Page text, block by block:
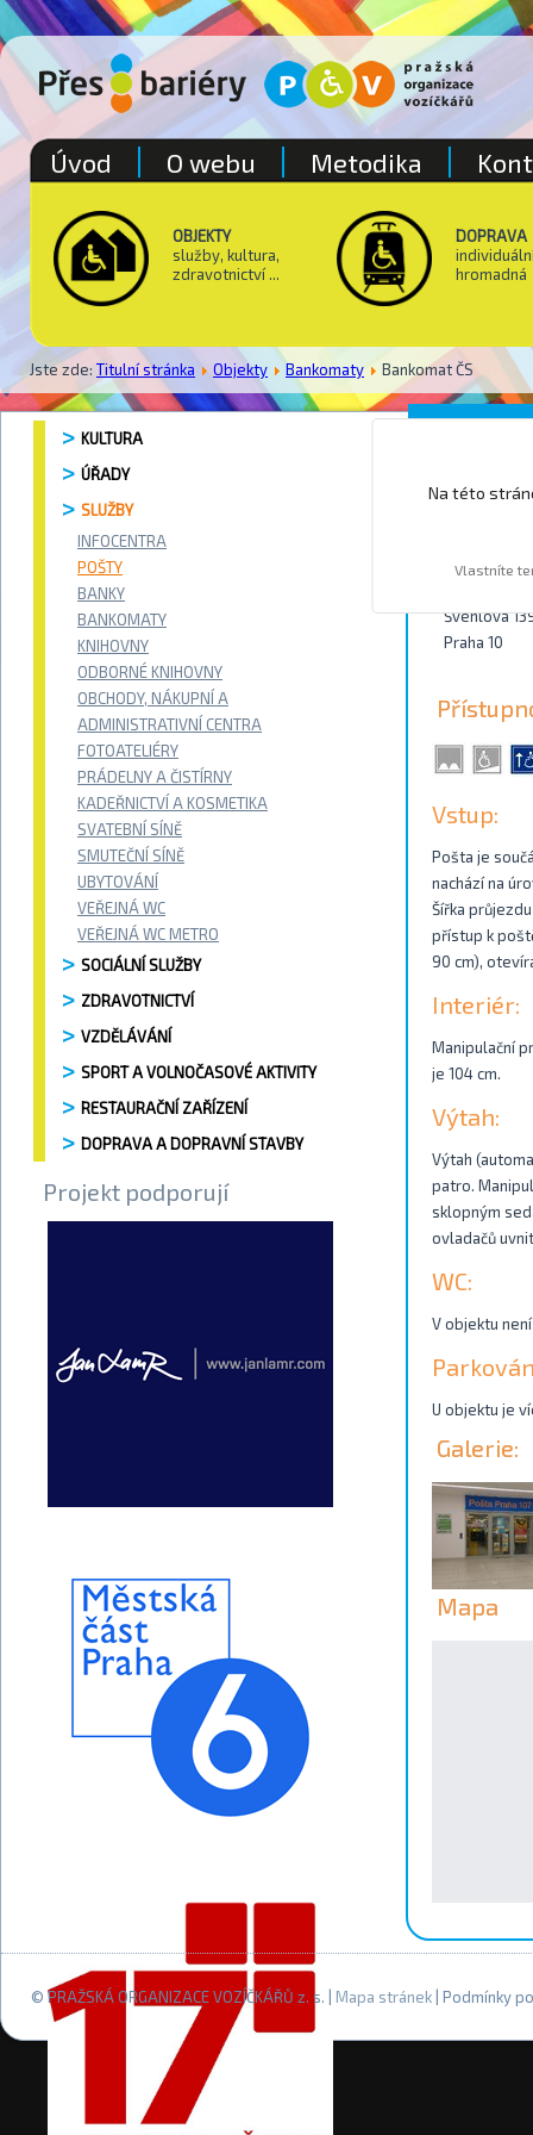
OBJEKTY
služby, kultura,
zdravotnictví ...
DOPRAVA
hromadná
Jste zde: Titulní stránka Objekty Bankomaty Bankomat ČS
Úvod O webu Metodika
KULTURA
ÚŘADY
SLUŽBY
INFOCENTRA
POŠTY
BANKY
BANKOMATY
KNIHOVNY
ODBORNÉ KNIHOVNY
OBCHODY, NÁKUPNÍ A
ADMINISTRATIVNÍ CENTRA
FOTOATELIÉRY
PRÁDELNY A ČISTÍRNY
KADEŘNICTVÍ A KOSMETIKA
SVATEBNÍ SÍNĚ
SMUTEČNÍ SÍNĚ
UBYTOVÁNÍ
VEŘEJNÁ WC
VEŘEJNÁ WC METRO
SOCIÁLNÍ SLUŽBY
ZDRAVOTNICTVÍ
VZDĚLÁVÁNÍ
SPORT A VOLNOČASOVÉ AKTIVITY
RESTAURAČNÍ ZAŘÍZENÍ
DOPRAVA A DOPRAVNÍ STAVBY
Projekt podporují
Švehlova
Praha 10
Vstup:
Pošta je
nachází na
Šířka
přístup k
90 cm),
Interiér:
Manipulační
je 104 cm.
Výtah:
Výtah
patro.
sklopným
ovladačů
WC:
V objektu
U objektu je
Galerie:
Mapa
Na této
Vlastníte
© PRAŽSKÁ ORGANIZACE VOZÍČKÁŘŮ z. s. | Mapa stránek | Podmínky